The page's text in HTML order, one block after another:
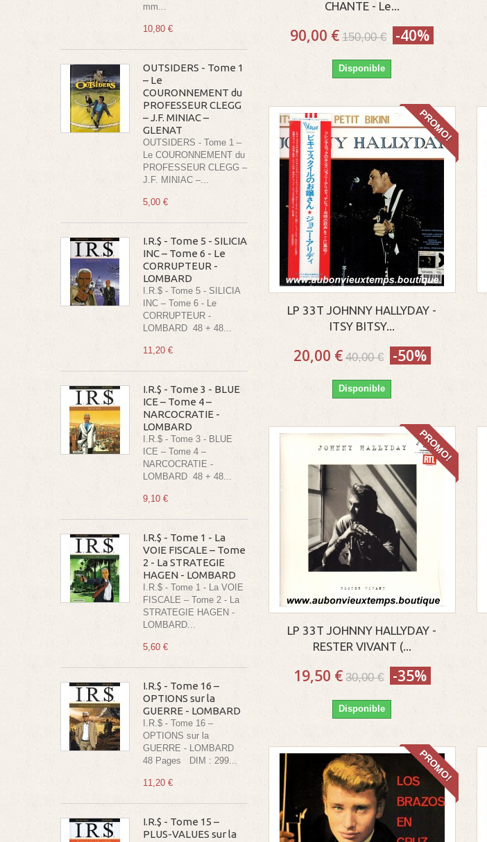
mm...
10,80 €
OUTSIDERS - Tome 1
– Le
COURONNEMENT du
PROFESSEUR CLEGG
– J.F. MINIAC –
GLENAT
OUTSIDERS - Tome 1 –
Le COURONNEMENT du
PROFESSEUR CLEGG –
J.F. MINIAC –...
5,00 €
I.R.$ - Tome 5 - SILICIA
INC – Tome 6 - Le
CORRUPTEUR -
LOMBARD
I.R.$ - Tome 5 - SILICIA
INC – Tome 6 - Le
CORRUPTEUR -
LOMBARD 48 + 48...
11,20 €
I.R.$ - Tome 3 - BLUE
ICE – Tome 4 –
NARCOCRATIE -
LOMBARD
I.R.$ - Tome 3 - BLUE
ICE – Tome 4 –
NARCOCRATIE -
LOMBARD 48 + 48...
9,10 €
I.R.$ - Tome 1 - La
VOIE FISCALE – Tome
2 - La STRATEGIE
HAGEN - LOMBARD
I.R.$ - Tome 1 - La VOIE
FISCALE – Tome 2 - La
STRATEGIE HAGEN -
LOMBARD...
5,60 €
I.R.$ - Tome 16 –
OPTIONS sur la
GUERRE - LOMBARD
I.R.$ - Tome 16 –
OPTIONS sur la
GUERRE - LOMBARD
48 Pages DIM : 299...
11,20 €
I.R.$ - Tome 15 –
PLUS-VALUES sur la
CHANTE - Le...
90,00 € 150,00 € -40%
Disponible
PROMO!
LP 33T JOHNNY HALLYDAY -
ITSY BITSY...
20,00 € 40,00 € -50%
Disponible
PROMO!
LP 33T JOHNNY HALLYDAY -
RESTER VIVANT (...
19,50 € 30,00 € -35%
Disponible
PROMO!